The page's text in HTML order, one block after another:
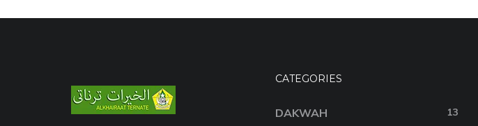
CATEGORIES
DAKWAH 13